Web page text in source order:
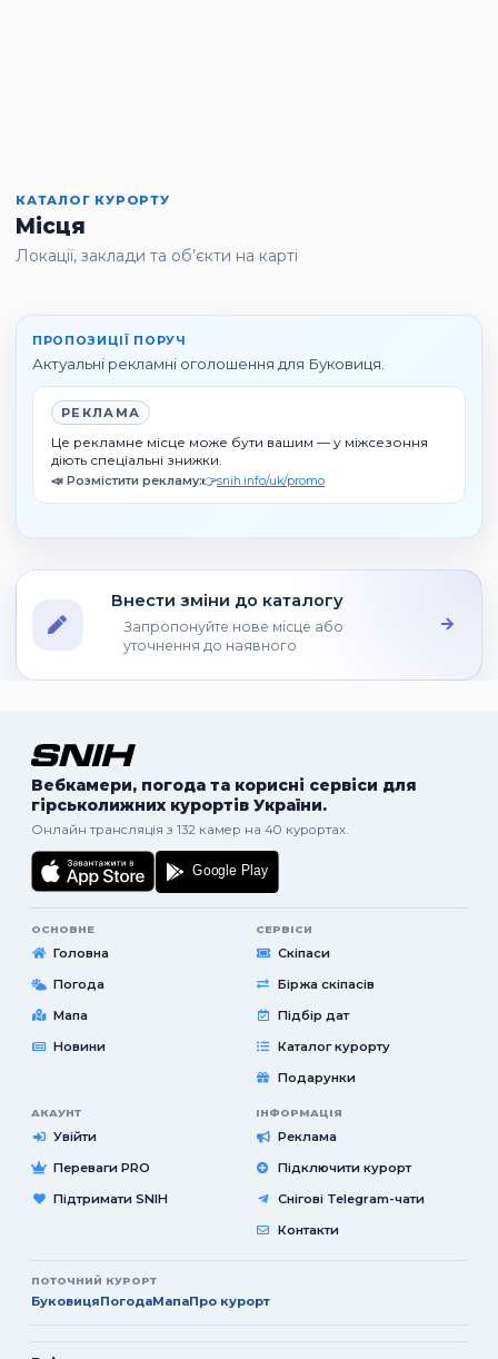
КАТАЛОГ КУРОРТУ
Місця
Локації, заклади та об’єкти на карті
ПРОПОЗИЦІЇ ПОРУЧ
Актуальні рекламні оголошення для Буковиця.
РЕКЛАМА
Це рекламне місце може бути вашим — у міжсезоння
діють спеціальні знижки.
📣 Розмістити рекламу:👉snih.info/uk/promo
Внести зміни до каталогу
Запропонуйте нове місце або
уточнення до наявного
Вебкамери, погода та корисні сервіси для
гірськолижних курортів України.
Онлайн трансляція з 132 камер на 40 курортах.
ОСНОВНЕ
Головна
Погода
Мапа
Новини
СЕРВІСИ
Скіпаси
Біржа скіпасів
Підбір дат
Каталог курорту
Подарунки
АКАУНТ
Увійти
Переваги PRO
Підтримати SNIH
ІНФОРМАЦІЯ
Реклама
Підключити курорт
Снігові Telegram-чати
Контакти
ПОТОЧНИЙ КУРОРТ
БуковицяПогодаМапаПро курорт